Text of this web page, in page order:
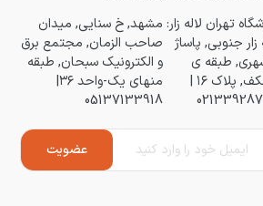
تهران لاله زار:
زار جنوبی, پاساژ
طبقه ی
پلاک ۱۶ |
مشهد, خ سنایی, میدان
صاحب الزمان, مجتمع برق
و الکترونیک سبحان, طبقه
منهای یک-واحد ۳۶|
05137133918